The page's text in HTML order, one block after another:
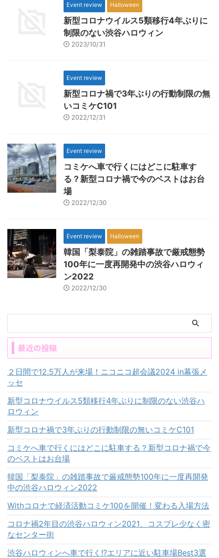
Event review Halloween
新型コロナウイルス5類移行4年ぶりに
制限のない渋谷ハロウィン
2023/10/31
Event review
新型コロナ禍で3年ぶりの行動制限の無
いコミケC101
2022/12/31
Event review
コミケへ車で行くにはどこに駐車す
る？新型コロナ禍で今のベストはお台
場
2022/12/30
Event review Halloween
韓国「梨泰院」の雑踏事故で厳戒態勢
100年に一度再開発中の渋谷ハロウィ
ン2022
2022/12/30
最近の投稿
２日間で12.5万人が来場！ニコニコ超会議2024 in幕張メ
ッセ
新型コロナウイルス5類移行4年ぶりに制限のない渋谷ハ
ロウィン
新型コロナ禍で3年ぶりの行動制限の無いコミケC101
コミケへ車で行くにはどこに駐車する？新型コロナ禍で今
のベストはお台場
韓国「梨泰院」の雑踏事故で厳戒態勢100年に一度再開発
中の渋谷ハロウィン2022
Withコロナで経済活動コミケ100を開催！変わる入場方法
コロナ禍2年目の渋谷ハロウィン2021、コスプレ少なく密
なセンター街
渋谷ハロウィンへ車で行く!?エリアに近い駐車場Best3選